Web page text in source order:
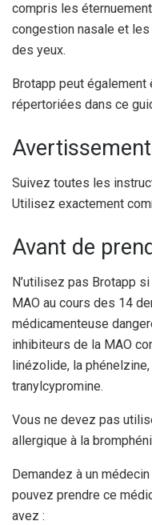
compris les
congestion nasale et
des yeux.
Brotapp peut
répertoriées dans ce
Suivez toutes les
Utilisez exactement
Avant de
N’utilisez pas Brotapp
MAO au cours des 14
médicamenteuse
inhibiteurs de la MAO
linézolide, la
tranylcypromine.
Vous ne devez pas
allergique à la
Demandez à un
pouvez prendre ce
avez :